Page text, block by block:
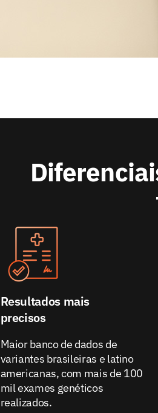
Resultados mais
precisos
Maior banco de dados de
variantes brasileiras e latino
americanas, com mais de 100
mil exames genéticos
realizados.